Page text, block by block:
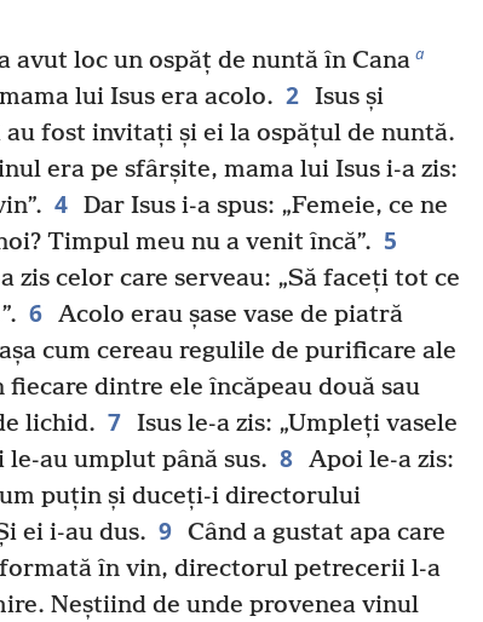
avut loc un ospăț de nuntă în Cana a
lui Isus era acolo. 2 Isus și
fost invitați și ei la ospățul de nuntă.
era pe sfârșite, mama lui Isus i-a zis:
4 Dar Isus i-a spus: „Femeie, ce ne
Timpul meu nu a venit încă”. 5
zis celor care serveau: „Să faceți tot ce
6 Acolo erau șase vase de piatră
cum cereau regulile de purificare ale
fiecare dintre ele încăpeau două sau
lichid. 7 Isus le-a zis: „Umpleți vasele
le-au umplut până sus. 8 Apoi le-a zis:
puțin și duceți-i directorului
ei i-au dus. 9 Când a gustat apa care
în vin, directorul petrecerii l-a
Neștiind de unde provenea vinul